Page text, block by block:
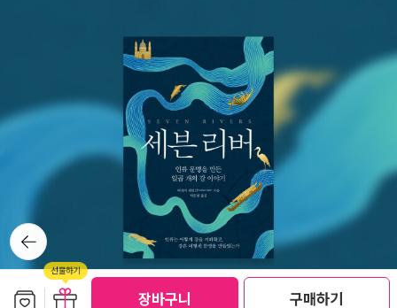
장바구니 구매하기
뒤로가
기